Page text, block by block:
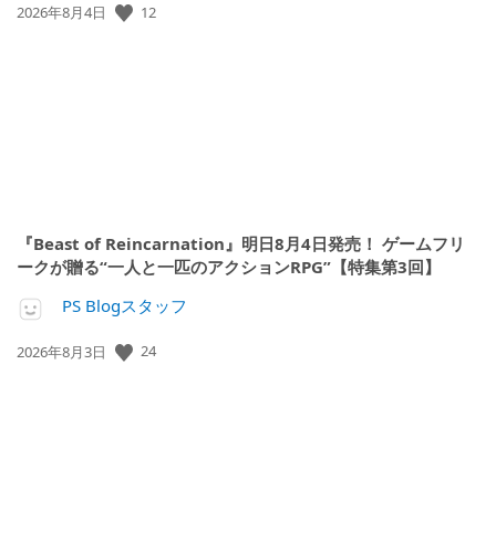
公
2026年8月4日 12
『Beast of Reincarnation』明日8月4日発売！ ゲームフリ
ークが贈る“一人と一匹のアクションRPG”【特集第3回】
PS Blogスタッフ
公
2026年8月3日 24